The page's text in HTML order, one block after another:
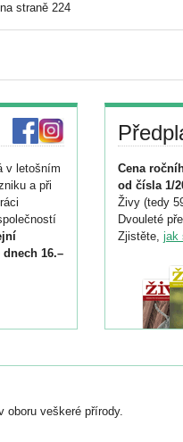
na straně 224
v letošním
a při
16.–
nebo
Cena
od čísla 1/
Živy (tedy
Dvouleté
Zjistěte, jak
oboru veškeré přírody.